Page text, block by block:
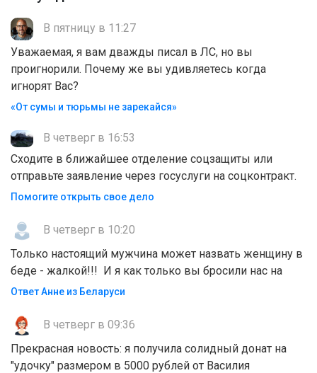
В пятницу в 11:27
Уважаемая, я вам дважды писал в ЛС, но вы
проигнорили. Почему же вы удивляетесь когда
игнорят Вас?
«От сумы и тюрьмы не зарекайся»
В четверг в 16:53
Сходите в ближайшее отделение соцзащиты или
отправьте заявление через госуслуги на соцконтракт.
Помогите открыть свое дело
В четверг в 10:20
Только настоящий мужчина может назвать женщину в
беде - жалкой!!! И я как только вы бросили нас на
Ответ Анне из Беларуси
В четверг в 09:36
Прекрасная новость: я получила солидный донат на
"удочку" размером в 5000 рублей от Василия